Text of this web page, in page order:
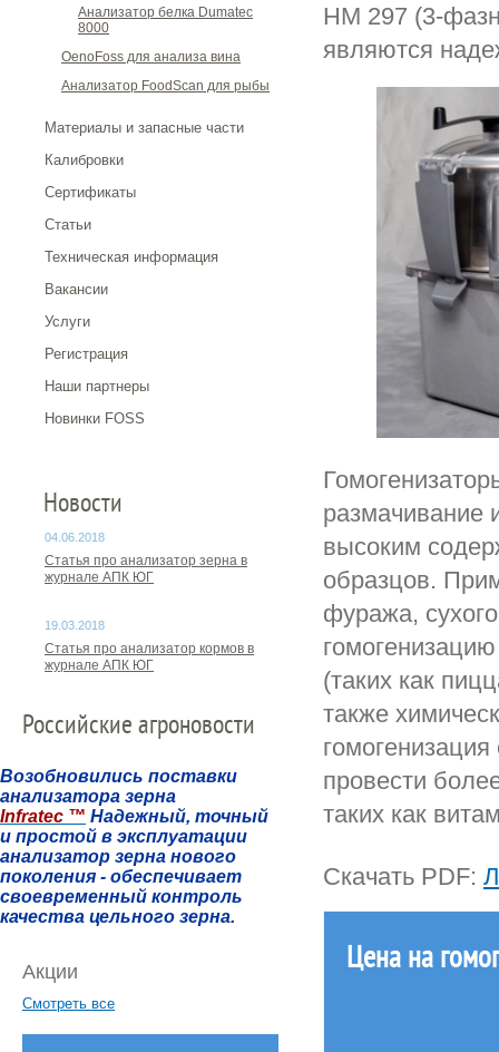
HM 297 (3-
являются
размачивание
высоким
образцов.
фуража,
(таких как
также
провести
таких как
Скачать PDF:
Цена на
Анализатор белка Dumatec
8000
OenoFoss для анализа вина
Анализатор FoodScan для рыбы
Материалы и запасные части
Калибровки
Сертификаты
Статьи
Техническая информация
Вакансии
Услуги
Регистрация
Наши партнеры
Новинки FOSS
Новости
04.06.2018
Статья про анализатор зерна в
журнале АПК ЮГ
19.03.2018
Статья про анализатор кормов в
журнале АПК ЮГ
Российские агроновости
Возобновились поставки
анализатора зерна
Infratec ™ Надежный, точный
и простой в эксплуатации
анализатор зерна нового
поколения - обеспечивает
своевременный контроль
качества цельного зерна.
Акции
Смотреть все